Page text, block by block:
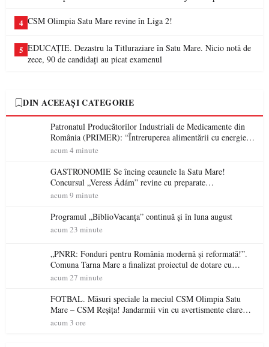
4 CSM Olimpia Satu Mare revine în Liga 2!
5 EDUCAȚIE. Dezastru la Titluraziare în Satu Mare. Nicio notă de
zece, 90 de candidați au picat examenul
DIN ACEEAȘI CATEGORIE
Patronatul Producătorilor Industriali de Medicamente din
România (PRIMER): “Întreruperea alimentării cu energie
electrică a fabricilor de medicamente va pune în pericol
acum 4 minute
GASTRONOMIE Se încing ceaunele la Satu Mare!
Concursul „Veress Ádám” revine cu preparate
spectaculoase, premii și un jurat de renume
acum 9 minute
Programul „BiblioVacanța” continuă și în luna august
acum 23 minute
„PNRR: Fonduri pentru România modernă și reformată!”.
Comuna Tarna Mare a finalizat proiectul de dotare cu
mobilier, materiale didactice și echipamente digitale a
acum 27 minute
FOTBAL. Măsuri speciale la meciul CSM Olimpia Satu
Mare – CSM Reșița! Jandarmii vin cu avertismente clare
pentru suporteri
acum 3 ore